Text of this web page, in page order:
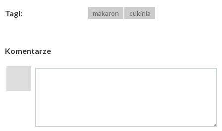
Tagi: makaron cukinia
Komentarze